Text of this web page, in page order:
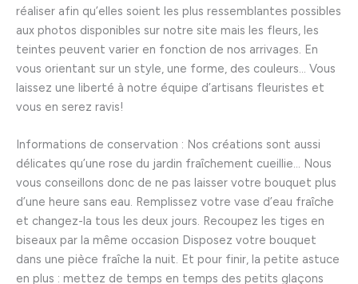
réaliser afin qu’elles soient les plus ressemblantes possibles
aux photos disponibles sur notre site mais les fleurs, les
teintes peuvent varier en fonction de nos arrivages. En
vous orientant sur un style, une forme, des couleurs… Vous
laissez une liberté à notre équipe d’artisans fleuristes et
vous en serez ravis!
Informations de conservation : Nos créations sont aussi
délicates qu’une rose du jardin fraîchement cueillie… Nous
vous conseillons donc de ne pas laisser votre bouquet plus
d’une heure sans eau. Remplissez votre vase d’eau fraîche
et changez-la tous les deux jours. Recoupez les tiges en
biseaux par la même occasion Disposez votre bouquet
dans une pièce fraîche la nuit. Et pour finir, la petite astuce
en plus : mettez de temps en temps des petits glaçons